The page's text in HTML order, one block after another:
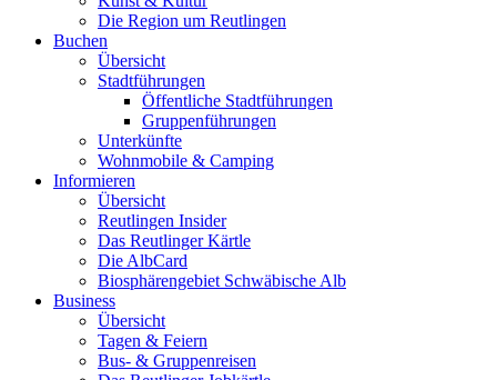
Die Region um Reutlingen
Buchen
Übersicht
Stadtführungen
Öffentliche Stadtführungen
Gruppenführungen
Unterkünfte
Wohnmobile & Camping
Informieren
Übersicht
Reutlingen Insider
Das Reutlinger Kärtle
Die AlbCard
Biosphärengebiet Schwäbische Alb
Business
Übersicht
Tagen & Feiern
Bus- & Gruppenreisen